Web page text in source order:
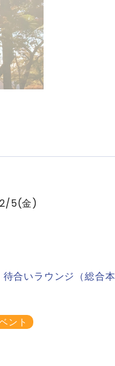
5(金)
合いラウンジ（総合本
ント